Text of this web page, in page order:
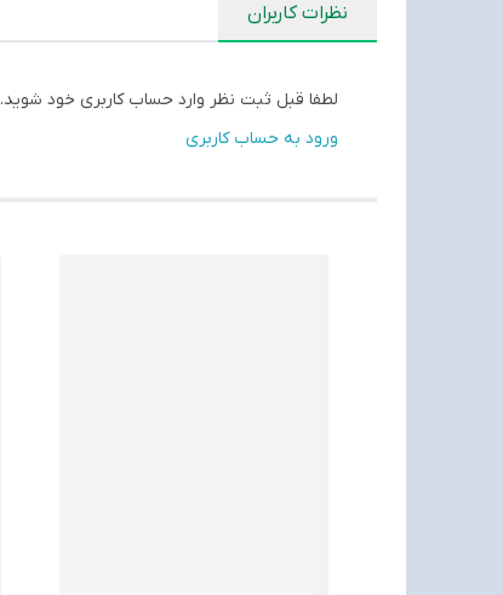
نظرات کاربران
لطفا قبل ثبت نظر وارد حساب کاربری خود شوید.
ورود به حساب کاربری